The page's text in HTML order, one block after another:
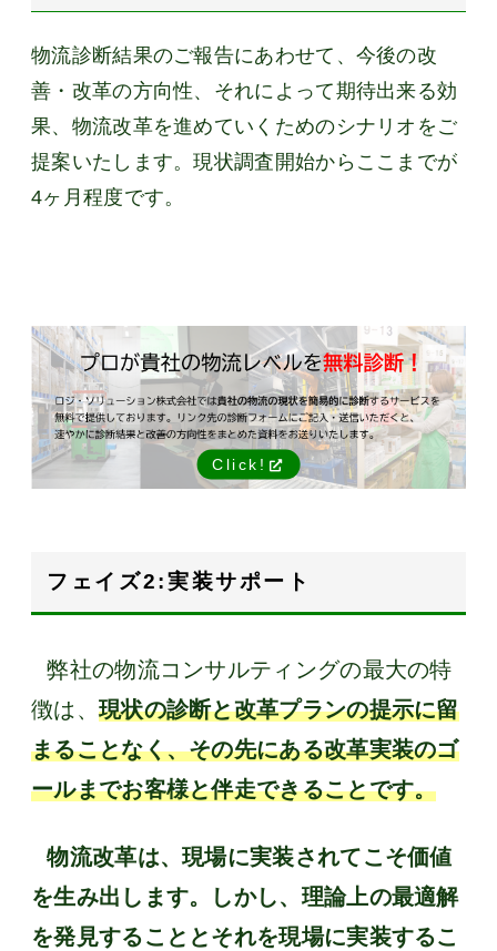
物流診断結果のご報告にあわせて、今後の改
善・改革の方向性、それによって期待出来る効
果、物流改革を進めていくためのシナリオをご
提案いたします。現状調査開始からここまでが
4ヶ月程度です。
Click!
フェイズ2:実装サポート
弊社の物流コンサルティングの最大の特
徴は、 現状の診断と改革プランの提示に留
まることなく、その先にある改革実装のゴ
ールまでお客様と伴走できることです。
物流改革は、現場に実装されてこそ価値
を生み出します。しかし、理論上の最適解
を発見することとそれを現場に実装するこ